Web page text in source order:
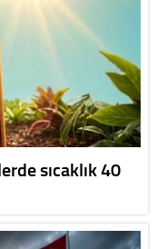
sıcaklık 40